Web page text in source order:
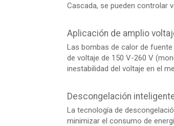
Cascada, se pueden controlar
Aplicación de amplio
Las bombas de calor de
de voltaje de 150 V-260 V
inestabilidad del voltaje en el
Descongelación
La tecnología de
minimizar el consumo de